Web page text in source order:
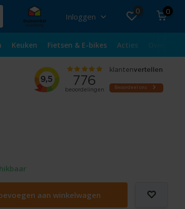
Inloggen
0 0
Keuken Fietsen & E-bikes Acties
aan winkelwagen